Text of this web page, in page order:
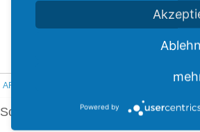
ARTIKELBESCHREIBUNG
Schlitzleiste aus PP für
Powered by